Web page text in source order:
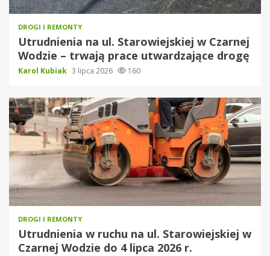
DROGI I REMONTY
Utrudnienia na ul. Starowiejskiej w Czarnej
Wodzie – trwają prace utwardzające drogę
Karol Kubiak 3 lipca 2026 160
DROGI I REMONTY
Utrudnienia w ruchu na ul. Starowiejskiej w
Czarnej Wodzie do 4 lipca 2026 r.